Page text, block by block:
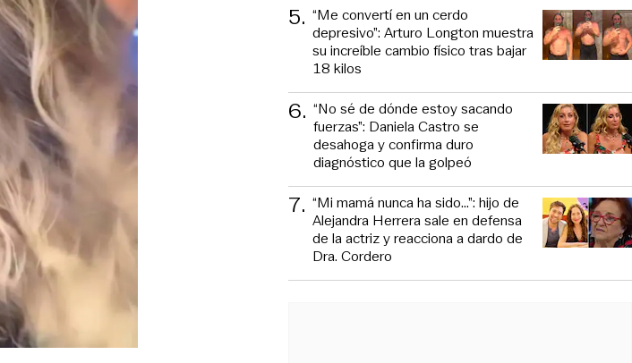
5. “Me convertí en un cerdo
depresivo”: Arturo Longton muestra
su increíble cambio físico tras bajar
18 kilos
6. “No sé de dónde estoy sacando
fuerzas”: Daniela Castro se
desahoga y confirma duro
diagnóstico que la golpeó
7. “Mi mamá nunca ha sido...”: hijo de
Alejandra Herrera sale en defensa
de la actriz y reacciona a dardo de
Dra. Cordero